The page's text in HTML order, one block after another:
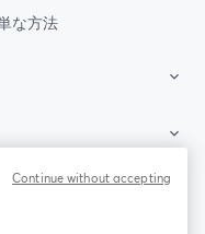
な方法
Continue without accepting